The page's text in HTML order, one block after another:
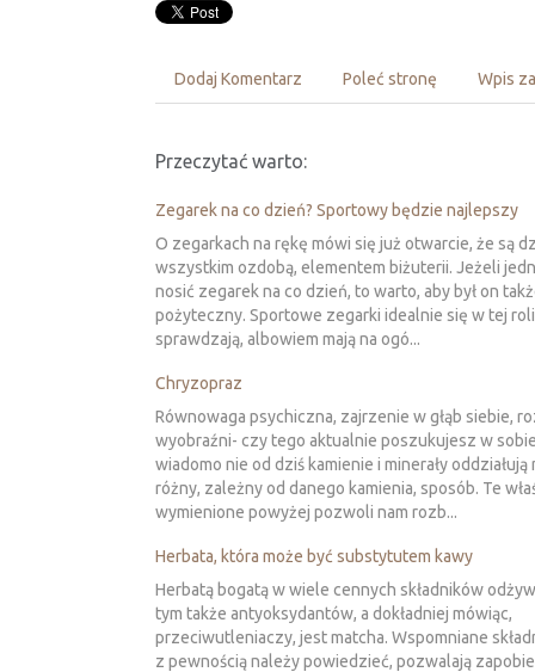
Dodaj Komentarz Poleć stronę Wpis
Przeczytać warto:
Zegarek na co dzień? Sportowy będzie najlepszy
O zegarkach na rękę mówi się już otwarcie, że są
wszystkim ozdobą, elementem biżuterii. Jeżeli
nosić zegarek na co dzień, to warto, aby był on
pożyteczny. Sportowe zegarki idealnie się w tej roli
sprawdzają, albowiem mają na ogó...
Chryzopraz
Równowaga psychiczna, zajrzenie w głąb siebie,
wyobraźni- czy tego aktualnie poszukujesz w
wiadomo nie od dziś kamienie i minerały oddziałują
różny, zależny od danego kamienia, sposób. Te
wymienione powyżej pozwoli nam rozb...
Herbata, która może być substytutem kawy
Herbatą bogatą w wiele cennych składników
tym także antyoksydantów, a dokładniej mówiąc,
przeciwutleniaczy, jest matcha. Wspomniane
z pewnością należy powiedzieć, pozwalają